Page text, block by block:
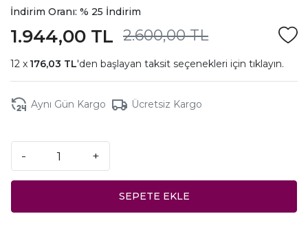
İndirim Oranı: % 25 İndirim
2.600,00 TL
1.944,00 TL
176,03 TL'den başlayan taksit seçenekleri için tıklayın.
Aynı Gün Kargo Ücretsiz Kargo
- +
SEPETE EKLE